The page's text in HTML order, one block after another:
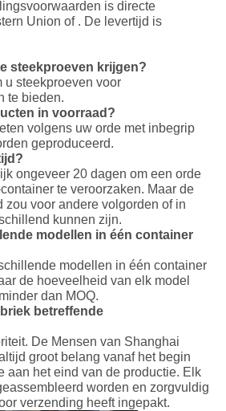
is directe
Union of . De levertijd is
steekproeven krijgen?
u steekproeven voor
te bieden.
in voorraad?
volgens uw orde met inbegrip
geproduceerd.
ongeveer 20 dagen om een orde
te veroorzaken. Maar de
zou voor andere volgorden of in
kunnen zijn.
modellen in één container
modellen in één container
de hoeveelheid van elk model
dan MOQ.
betreffende
De Mensen van Shanghai
groot belang vanaf het begin
aan het eind van de productie. Elk
worden en zorgvuldig
verzending heeft ingepakt.